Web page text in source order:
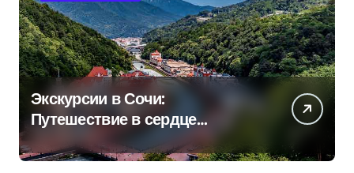
Экскурсии в Сочи:
Путешествие в сердце
Черноморского курорта